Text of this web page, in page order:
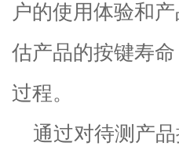
户的使用体验和
估产品的按键寿
过程。
通过对待测产